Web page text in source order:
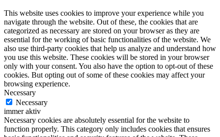
This website uses cookies to improve your experience while you
navigate through the website. Out of these, the cookies that are
categorized as necessary are stored on your browser as they are
essential for the working of basic functionalities of the website. We
also use third-party cookies that help us analyze and understand how
you use this website. These cookies will be stored in your browser
only with your consent. You also have the option to opt-out of these
cookies. But opting out of some of these cookies may affect your
browsing experience.
Necessary
Necessary
immer aktiv
Necessary cookies are absolutely essential for the website to
function properly. This category only includes cookies that ensures